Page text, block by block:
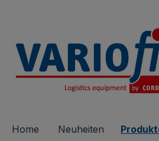
Home Neuheiten